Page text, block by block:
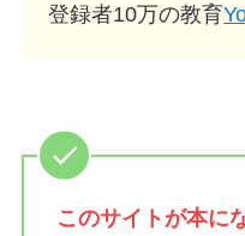
登録者10万の教育
このサイトが本に